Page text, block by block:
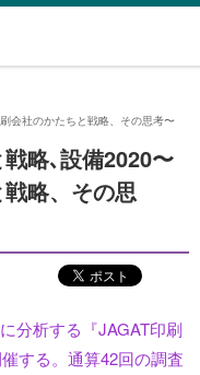
会社のかたちと戦略、その思考〜
略､設備2020〜
略、その思
分析する『JAGAT印刷
する。通算42回の調査